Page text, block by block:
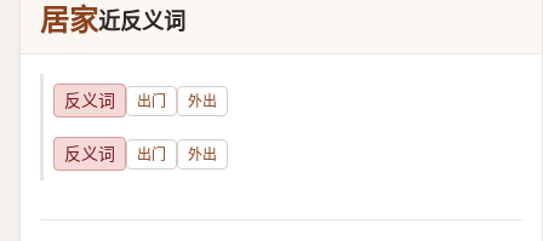
居家近反义词
反义词 出门 外出
反义词 出门 外出